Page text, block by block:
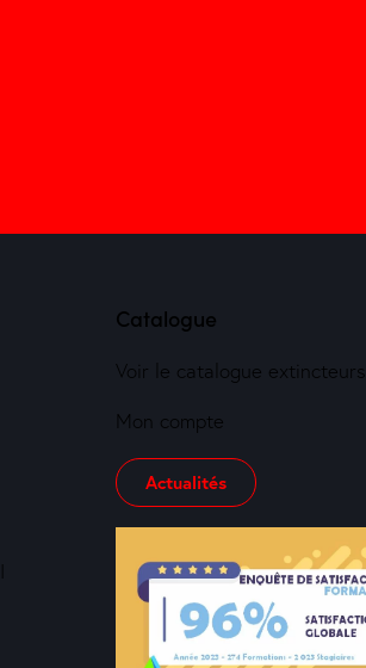
Catalogue
Voir le catalogue extincteurs
Mon compte
Actualités